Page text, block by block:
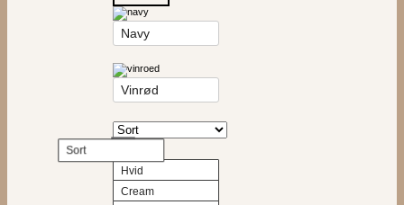
Navy
Vinrød
Sort
Hvid
Cream